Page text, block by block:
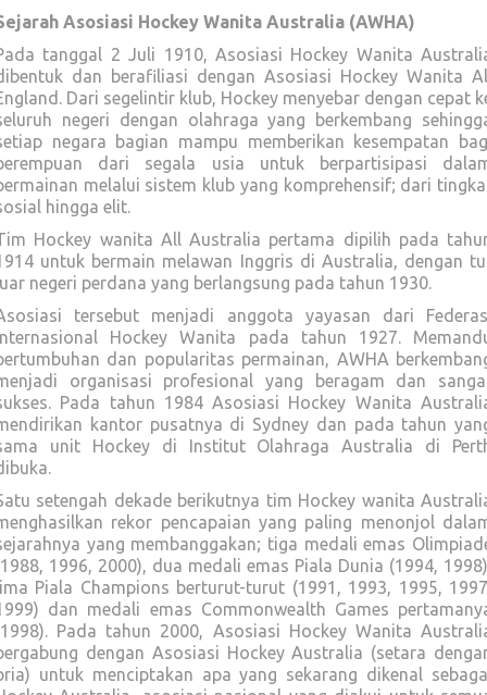
Asosiasi Hockey Wanita Australia (AWHA)
tanggal 2 Juli 1910, Asosiasi Hockey Wanita
dan berafiliasi dengan Asosiasi Hockey Wanita
Dari segelintir klub, Hockey menyebar dengan cepat
negeri dengan olahraga yang berkembang
negara bagian mampu memberikan kesempatan
dari segala usia untuk berpartisipasi
melalui sistem klub yang komprehensif; dari
hingga elit.
Hockey wanita All Australia pertama dipilih pada
untuk bermain melawan Inggris di Australia, dengan
negeri perdana yang berlangsung pada tahun 1930.
tersebut menjadi anggota yayasan dari
Hockey Wanita pada tahun 1927.
dan popularitas permainan, AWHA
organisasi profesional yang beragam dan
Pada tahun 1984 Asosiasi Hockey Wanita
kantor pusatnya di Sydney dan pada tahun
unit Hockey di Institut Olahraga Australia di
setengah dekade berikutnya tim Hockey wanita
rekor pencapaian yang paling menonjol
yang membanggakan; tiga medali emas
1996, 2000), dua medali emas Piala Dunia (1994,
Piala Champions berturut-turut (1991, 1993, 1995,
dan medali emas Commonwealth Games
Pada tahun 2000, Asosiasi Hockey Wanita
dengan Asosiasi Hockey Australia (setara
untuk menciptakan apa yang sekarang dikenal